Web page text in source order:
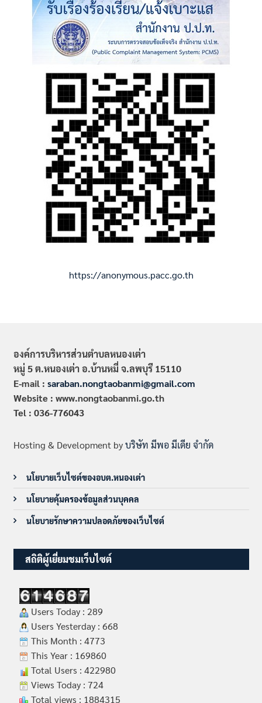
https://anonymous.pacc.go.th
องค์การบริหารส่วนตำบลหนองเต่า
หมู่ 5 ต.หนองเต่า อ.บ้านหมี่ จ.ลพบุรี 15110
E-mail : saraban.nongtaobanmi@gmail.com
Website : www.nongtaobanmi.go.th
Tel : 036-776043
Hosting & Development byบริษัท มีพอ มีเดีย จำกัด
นโยบายเว็บไซต์ของอบต.หนองเต่า
นโยบายคุ้มครองข้อมูลส่วนบุคคล
นโยบายรักษาความปลอดภัยของเว็บไซต์
สถิติผู้เยี่ยมชมเว็บไซต์
Users Today : 289
Users Yesterday : 668
This Month : 4773
This Year : 169860
Total Users : 422980
Views Today : 724
Total views : 1884315